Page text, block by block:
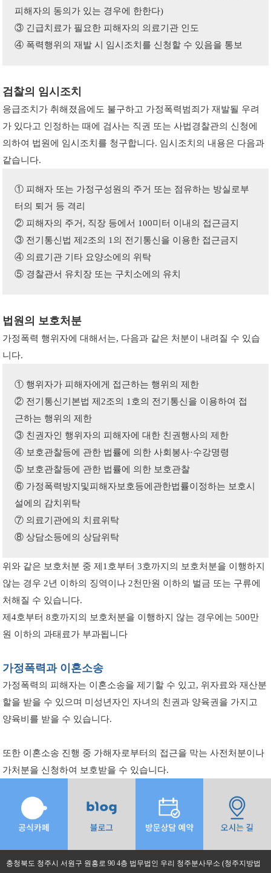
피해자의 동의가 있는 경우에 한한다)
③ 긴급치료가 필요한 피해자의 의료기관 인도
④ 폭력행위의 재발 시 임시조치를 신청할 수 있음을 통보
검찰의 임시조치
응급조치가 취해졌음에도 불구하고 가정폭력범죄가 재발될 우려
가 있다고 인정하는 때에 검사는 직권 또는 사법경찰관의 신청에
의하여 법원에 임시조치를 청구합니다. 임시조치의 내용은 다음과
같습니다.
① 피해자 또는 가정구성원의 주거 또는 점유하는 방실로부
터의 퇴거 등 격리
② 피해자의 주거, 직장 등에서 100미터 이내의 접근금지
③ 전기통신법 제2조의 1의 전기통신을 이용한 접근금지
④ 의료기관 기타 요양소에의 위탁
⑤ 경찰관서 유치장 또는 구치소에의 유치
법원의 보호처분
가정폭력 행위자에 대해서는, 다음과 같은 처분이 내려질 수 있습
니다.
① 행위자가 피해자에게 접근하는 행위의 제한
② 전기통신기본법 제2조의 1호의 전기통신을 이용하여 접
근하는 행위의 제한
③ 친권자인 행위자의 피해자에 대한 친권행사의 제한
④ 보호관찰등에 관한 법률에 의한 사회봉사·수강명령
⑤ 보호관찰등에 관한 법률에 의한 보호관찰
⑥ 가정폭력방지및피해자보호등에관한법률이정하는 보호시
설에의 감치위탁
⑦ 의료기관에의 치료위탁
⑧ 상담소등에의 상담위탁
위와 같은 보호처분 중 제1호부터 3호까지의 보호처분을 이행하지
않는 경우 2년 이하의 징역이나 2천만원 이하의 벌금 또는 구류에
처해질 수 있습니다.
제4호부터 8호까지의 보호처분을 이행하지 않는 경우에는 500만
원 이하의 과태료가 부과됩니다
가정폭력과 이혼소송
가정폭력의 피해자는 이혼소송을 제기할 수 있고, 위자료와 재산분
할을 받을 수 있으며 미성년자인 자녀의 친권과 양육권을 가지고
양육비를 받을 수 있습니다.
또한 이혼소송 진행 중 가해자로부터의 접근을 막는 사전처분이나
가처분을 신청하여 보호받을 수 있습니다.
충청북도 청주시 서원구 원흥로 90 4층 법무법인 우리 청주분사무소 (청주지방법